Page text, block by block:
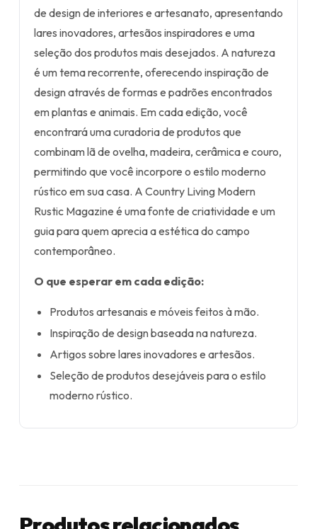
de design de interiores e artesanato, apresentando
lares inovadores, artesãos inspiradores e uma
seleção dos produtos mais desejados. A natureza
é um tema recorrente, oferecendo inspiração de
design através de formas e padrões encontrados
em plantas e animais. Em cada edição, você
encontrará uma curadoria de produtos que
combinam lã de ovelha, madeira, cerâmica e couro,
permitindo que você incorpore o estilo moderno
rústico em sua casa. A Country Living Modern
Rustic Magazine é uma fonte de criatividade e um
guia para quem aprecia a estética do campo
contemporâneo.
O que esperar em cada edição:
Produtos artesanais e móveis feitos à mão.
Inspiração de design baseada na natureza.
Artigos sobre lares inovadores e artesãos.
Seleção de produtos desejáveis para o estilo
moderno rústico.